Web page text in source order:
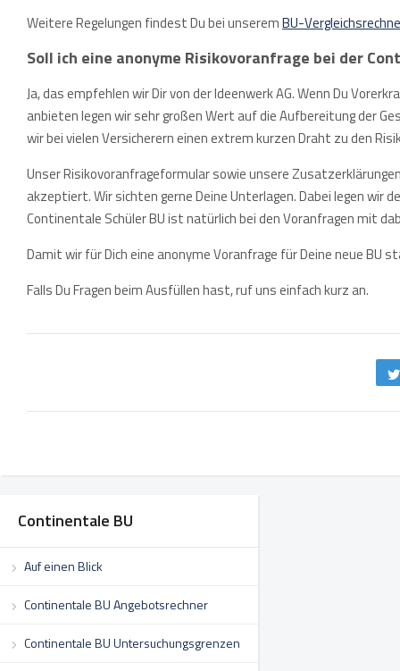
Continentale BU
Auf einen Blick
Continentale BU Angebotsrechner
Continentale BU Untersuchungsgrenzen
Weitere Regelungen findest Du bei unseremBU-
Soll ich eine anonyme Risikovoranfrage bei der
Ja, das empfehlen wir Dir von der Ideenwerk AG. Wenn Du
anbieten legen wir sehr großen Wert auf die Aufbereitung der
wir bei vielen Versicherern einen extrem kurzen Draht zu den
Unser Risikovoranfrageformular sowie unsere
akzeptiert. Wir sichten gerne Deine Unterlagen. Dabei legen wir
Continentale Schüler BU ist natürlich bei den Voranfragen mit
Damit wir für Dich eine anonyme Voranfrage für Deine neue
Falls Du Fragen beim Ausfüllen hast, ruf uns einfach kurz an.